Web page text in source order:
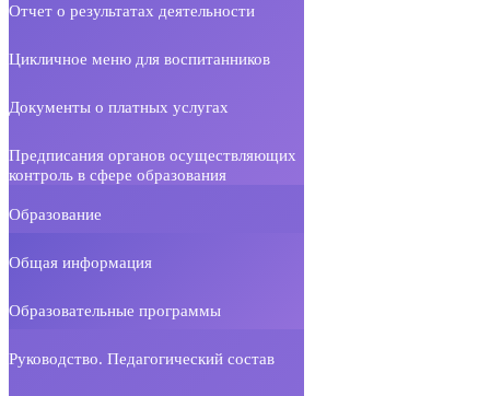
Отчет о результатах деятельности
Цикличное меню для воспитанников
Документы о платных услугах
Предписания органов осуществляющих
контроль в сфере образования
Образование
Общая информация
Образовательные программы
Руководство. Педагогический состав